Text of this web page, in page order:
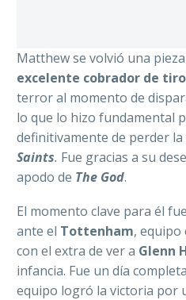
Matthew se volvió una
excelente cobrador de
terror al momento de
lo que lo hizo fundamental
definitivamente de perder
Saints. Fue gracias a su
apodo de The God.
El momento clave para él
ante el Tottenham, equipo
con el extra de ver a Glenn
infancia. Fue un día
equipo logró la victoria por